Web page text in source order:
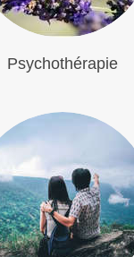
Psychothérapie